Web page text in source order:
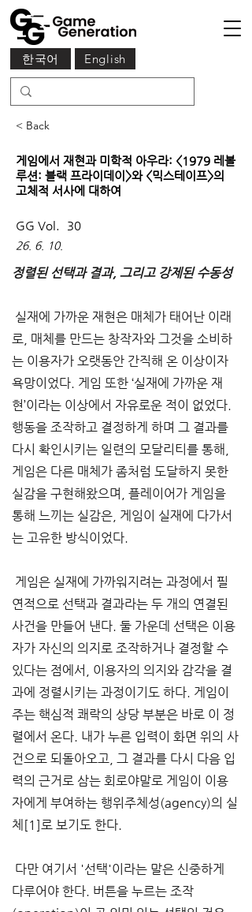
English
한국어
< Back
게임에서 재현과 미학적 아우라: <1979 레볼
루션: 블랙 프라이데이>와 <믹스테이프>의
고체적 서사에 대하여
GG Vol. 30
26. 6. 10.
정렬된 선택과 결과, 그리고 강제된 수동성
실재에 가까운 재현은 매체가 태어난 이래
로, 매체를 만드는 창작자와 그것을 소비하
는 이용자가 오랫동안 간직해 온 이상이자
욕망이었다. 게임 또한 ‘실재에 가까운 재
현’이라는 이상에서 자유로운 적이 없었다.
행동을 조작하고 결정하게 하며 그 결과를
다시 확인시키는 일련의 모달리티를 통해,
게임은 다른 매체가 좀처럼 도달하지 못한
실감을 구현해왔으며, 플레이어가 게임을
통해 느끼는 실감은, 게임이 실재에 다가서
는 고유한 방식이었다.
게임은 실재에 가까워지려는 과정에서 필
연적으로 선택과 결과라는 두 개의 연결된
사건을 만들어 낸다. 둘 가운데 선택은 이용
자가 자신의 의지로 조작하거나 결정할 수
있다는 점에서, 이용자의 의지와 감각을 결
과에 정렬시키는 과정이기도 하다. 게임이
주는 핵심적 쾌락의 상당 부분은 바로 이 정
렬에서 온다. 내가 누른 입력이 화면 위의 사
건으로 되돌아오고, 그 결과를 다시 다음 입
력의 근거로 삼는 회로야말로 게임이 이용
자에게 부여하는 행위주체성(agency)의 실
체[1]로 보기도 한다.
다만 여기서 '선택'이라는 말은 신중하게
다루어야 한다. 버튼을 누르는 조작